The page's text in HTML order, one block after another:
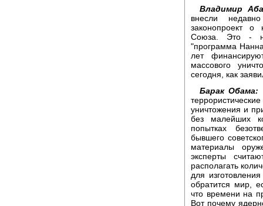
Владимир
внесли
законопроект о
Союза. Это -
"программа
лет
массового
сегодня, как
Барак Обама:
уничтожения и
без малейших
попытках
бывшего
материалы
эксперты
располагать
для
обратится мир,
что времени на
Вот почему